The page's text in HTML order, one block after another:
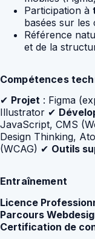
Participation à
basées sur les
Référence
et de la
Compétences
✔ Projet : Figma
Illustrator ✔
JavaScript, CMS
Design Thinking,
(WCAG) ✔ Outils
Entraînement
Licence
Parcours
Certification de